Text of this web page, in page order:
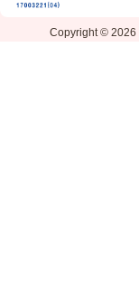
Copyright © 2026